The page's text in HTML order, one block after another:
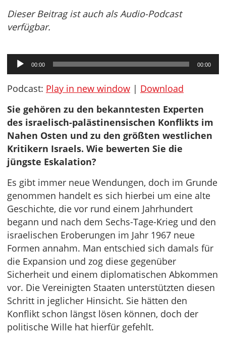
Dieser Beitrag ist auch als Audio-Podcast
verfügbar.
Audio-
Player
00:00 00:00
Podcast: Play in new window | Download
Sie gehören zu den bekanntesten Experten
des israelisch-palästinensischen Konflikts im
Nahen Osten und zu den größten westlichen
Kritikern Israels. Wie bewerten Sie die
jüngste Eskalation?
Es gibt immer neue Wendungen, doch im Grunde
genommen handelt es sich hierbei um eine alte
Geschichte, die vor rund einem Jahrhundert
begann und nach dem Sechs-Tage-Krieg und den
israelischen Eroberungen im Jahr 1967 neue
Formen annahm. Man entschied sich damals für
die Expansion und zog diese gegenüber
Sicherheit und einem diplomatischen Abkommen
vor. Die Vereinigten Staaten unterstützten diesen
Schritt in jeglicher Hinsicht. Sie hätten den
Konflikt schon längst lösen können, doch der
politische Wille hat hierfür gefehlt.